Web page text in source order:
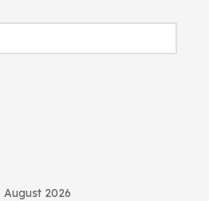
August 2026